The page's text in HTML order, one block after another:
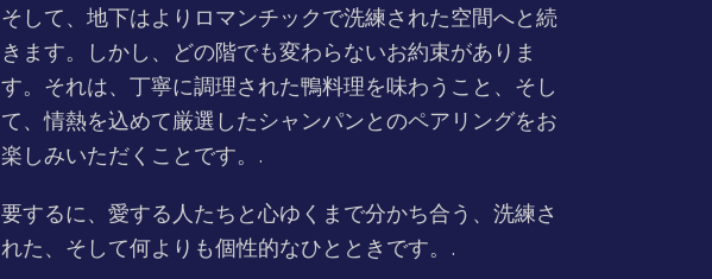
そして、地下はよりロマンチックで洗練された空間へと続
きます。しかし、どの階でも変わらないお約束がありま
す。それは、丁寧に調理された鴨料理を味わうこと、そし
て、情熱を込めて厳選したシャンパンとのペアリングをお
楽しみいただくことです。.
要するに、愛する人たちと心ゆくまで分かち合う、洗練さ
れた、そして何よりも個性的なひとときです。.